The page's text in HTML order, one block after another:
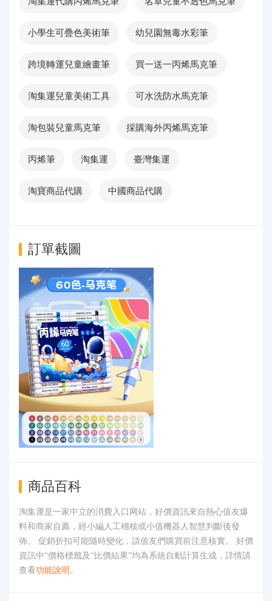
小學生可疊色美術筆 幼兒園無毒水彩筆
跨境轉運兒童繪畫筆 買一送一丙烯馬克筆
淘集運兒童美術工具 可水洗防水馬克筆
淘包裝兒童馬克筆 採購海外丙烯馬克筆
丙烯筆 淘集運 臺灣集運
淘寶商品代購 中國商品代購
訂單截圖
商品百科
淘集運是一家中立的消費入口网站，好價資訊來自熱心值友爆
料和商家自薦，經小編人工稽核或小值機器人智慧判斷後發
佈。 促銷折扣可能隨時變化，請值友們購買前注意核實。 好價
資訊中“價格標籤及“比價結果”均為系統自動計算生成，詳情請
查看功能說明 。